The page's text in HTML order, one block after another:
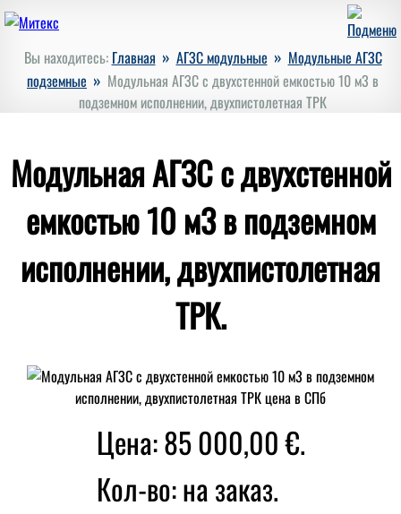
Вы находитесь: Главная » АГЗС модульные » Модульные АГЗС
подземные » Модульная АГЗС с двухстенной емкостью 10 м3 в
подземном исполнении, двухпистолетная ТРК
Модульная АГЗС с двухстенной
емкостью 10 м3 в подземном
исполнении, двухпистолетная
ТРК.
Цена: 85 000,00 €.
Кол-во:на заказ.